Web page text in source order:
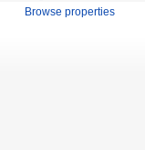
Browse properties